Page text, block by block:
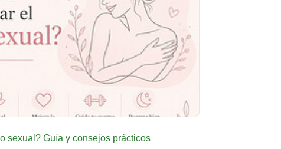
sexual? Guía y consejos prácticos